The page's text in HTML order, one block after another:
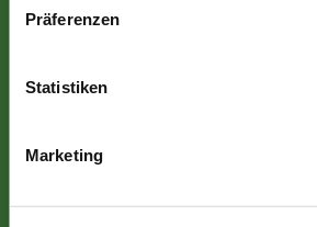
Präferenzen
Statistiken
Marketing